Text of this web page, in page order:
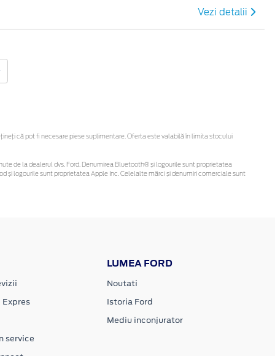
Vezi detalii
că pot fi necesare piese suplimentare. Oferta este valabilă în limita stocului
de la dealerul dvs. Ford. Denumirea Bluetooth® și logourile sunt proprietatea
și logourile sunt proprietatea Apple Inc. Celelalte mărci și denumiri comerciale sunt
Expres
service
LUMEA FORD
Noutati
Istoria Ford
Mediu inconjurator